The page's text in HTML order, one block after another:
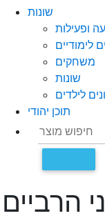
שונות
ופעילות
לימודיים
משחקים
שונות
לילדים
תוכן יהודי
הרביים